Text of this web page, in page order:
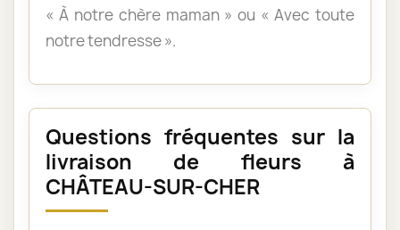
« À notre chère maman » ou « Avec toute
notre tendresse ».
Questions fréquentes sur la
livraison de fleurs à
CHÂTEAU-SUR-CHER